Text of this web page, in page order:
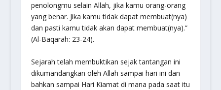
penolongmu selain Allah, jika kamu orang-orang
yang benar. Jika kamu tidak dapat membuat(nya)
dan pasti kamu tidak akan dapat membuat(nya).”
(Al-Baqarah: 23-24).
Sejarah telah membuktikan sejak tantangan ini
dikumandangkan oleh Allah sampai hari ini dan
bahkan sampai Hari Kiamat di mana pada saat itu